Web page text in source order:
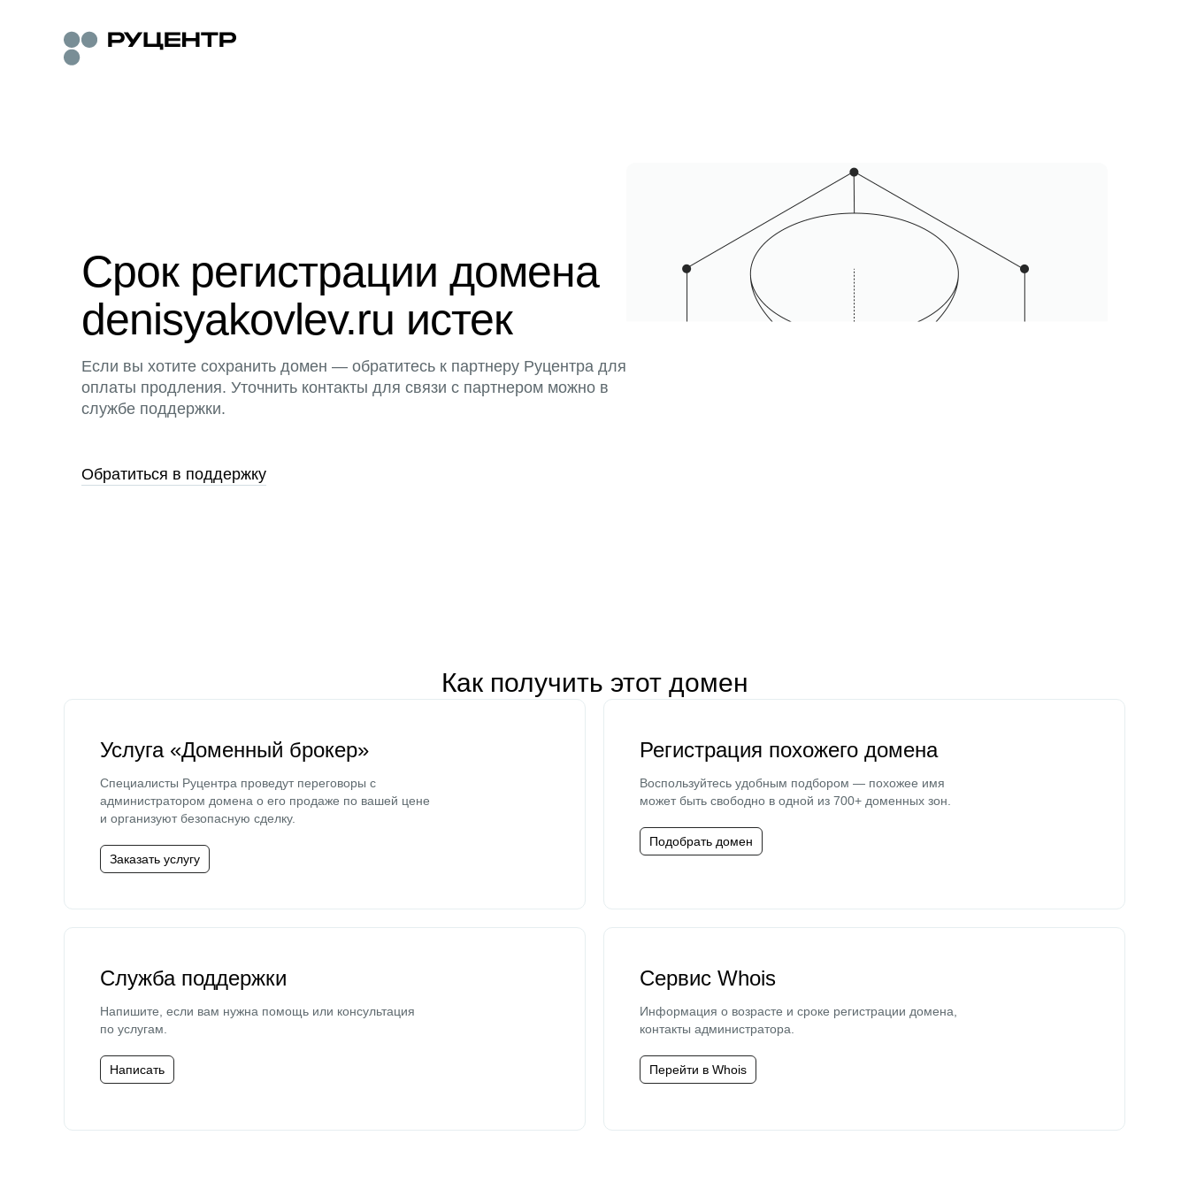
Срок регистрации домена
denisyakovlev.ru истек
Если вы хотите сохранить домен — обратитесь к партнеру Руцентра для
оплаты продления. Уточнить контакты для связи с партнером можно в
службе поддержки.
Обратиться в поддержку
Как получить этот домен
Услуга «Доменный брокер»
Специалисты Руцентра проведут переговоры с
администратором домена о его продаже по вашей цене
и организуют безопасную сделку.
Заказать услугу
Регистрация похожего домена
Воспользуйтесь удобным подбором — похожее имя
может быть свободно в одной из 700+ доменных зон.
Подобрать домен
Служба поддержки
Напишите, если вам нужна помощь или консультация
по услугам.
Написать
Сервис Whois
Информация о возрасте и сроке регистрации домена,
контакты администратора.
Перейти в Whois